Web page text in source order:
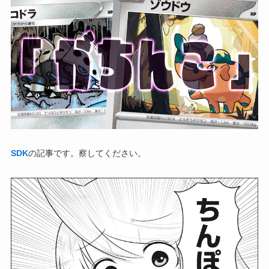
SDKの記事です。察してください。